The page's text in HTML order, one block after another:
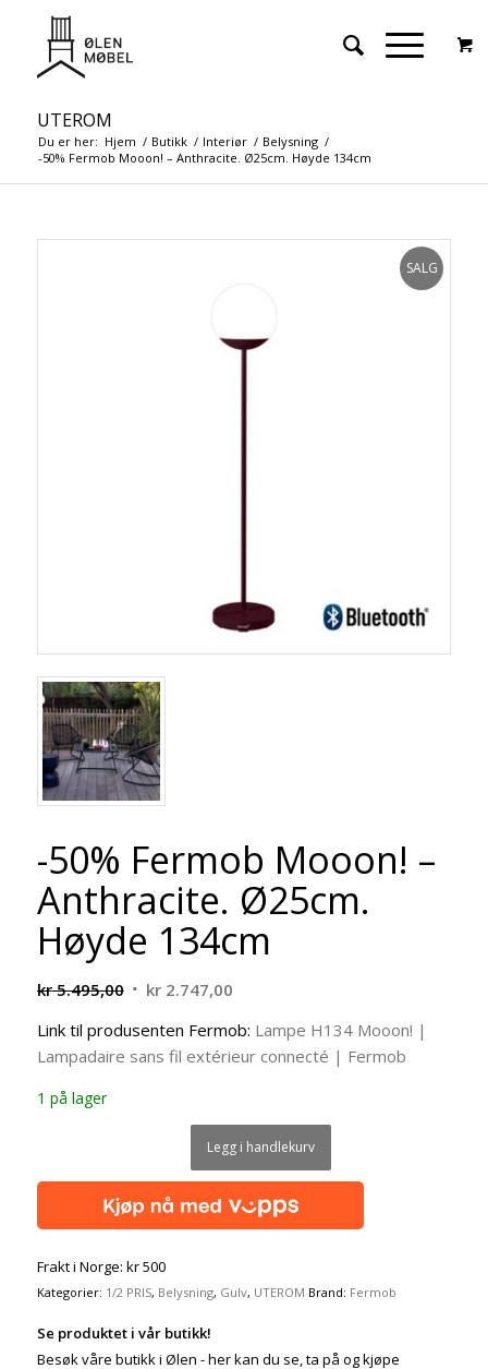
UTEROM
Du er her: Hjem / Butikk / Interiør / Belysning /
-50% Fermob Mooon! – Anthracite. Ø25cm. Høyde 134cm
SALG
-50% Fermob Mooon! –
Anthracite. Ø25cm.
Høyde 134cm
kr5.495,00 Opprinnelig
var:
kr 5.495,00.
kr2.747,00Nåværende
er:
kr 2.747,00.
Link til produsenten Fermob: Lampe H134 Mooon! |
Lampadaire sans fil extérieur connecté | Fermob
1 på lager
Legg i handlekurv
Frakt i Norge: kr 500
Kategorier: 1/2 PRIS, Belysning, Gulv, UTEROM Brand: Fermob
Se produktet i vår butikk!
Besøk våre butikk i Ølen - her kan du se, ta på og kjøpe